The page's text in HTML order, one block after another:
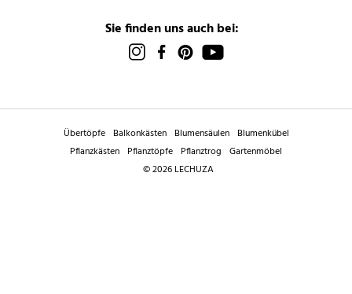
Sie finden uns auch bei:
Übertöpfe Balkonkästen Blumensäulen Blumenkübel
Pflanzkästen Pflanztöpfe Pflanztrog Gartenmöbel
© 2026 LECHUZA